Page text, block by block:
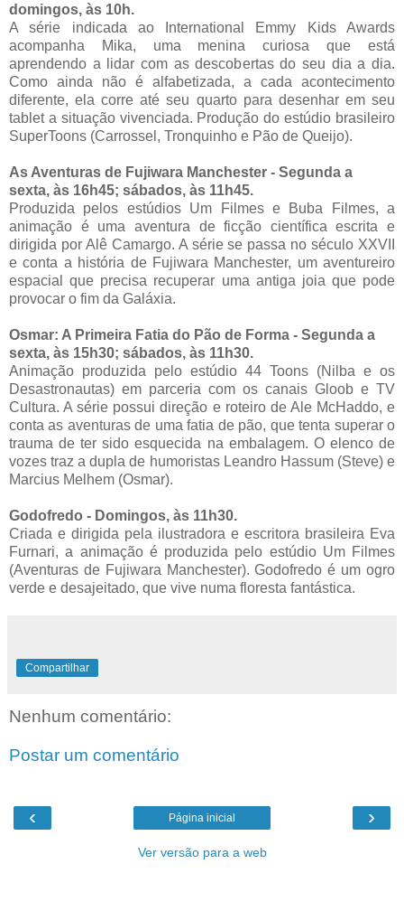
domingos, às 10h.
A série indicada ao International Emmy Kids Awards
acompanha Mika, uma menina curiosa que está
aprendendo a lidar com as descobertas do seu dia a dia.
Como ainda não é alfabetizada, a cada acontecimento
diferente, ela corre até seu quarto para desenhar em seu
tablet a situação vivenciada. Produção do estúdio brasileiro
SuperToons (Carrossel, Tronquinho e Pão de Queijo).
As Aventuras de Fujiwara Manchester - Segunda a
sexta, às 16h45; sábados, às 11h45.
Produzida pelos estúdios Um Filmes e Buba Filmes, a
animação é uma aventura de ficção científica escrita e
dirigida por Alê Camargo. A série se passa no século XXVII
e conta a história de Fujiwara Manchester, um aventureiro
espacial que precisa recuperar uma antiga joia que pode
provocar o fim da Galáxia.
Osmar: A Primeira Fatia do Pão de Forma - Segunda a
sexta, às 15h30; sábados, às 11h30.
Animação produzida pelo estúdio 44 Toons (Nilba e os
Desastronautas) em parceria com os canais Gloob e TV
Cultura. A série possui direção e roteiro de Ale McHaddo, e
conta as aventuras de uma fatia de pão, que tenta superar o
trauma de ter sido esquecida na embalagem. O elenco de
vozes traz a dupla de humoristas Leandro Hassum (Steve) e
Marcius Melhem (Osmar).
Godofredo - Domingos, às 11h30.
Criada e dirigida pela ilustradora e escritora brasileira Eva
Furnari, a animação é produzida pelo estúdio Um Filmes
(Aventuras de Fujiwara Manchester). Godofredo é um ogro
verde e desajeitado, que vive numa floresta fantástica.
Compartilhar
Nenhum comentário:
Postar um comentário
‹ ›
Página inicial
Ver versão para a web